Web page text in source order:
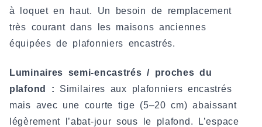
à loquet en haut. Un besoin de remplacement
très courant dans les maisons anciennes
équipées de plafonniers encastrés.
Luminaires semi-encastrés / proches du
plafond : Similaires aux plafonniers encastrés
mais avec une courte tige (5–20 cm) abaissant
légèrement l’abat-jour sous le plafond. L’espace